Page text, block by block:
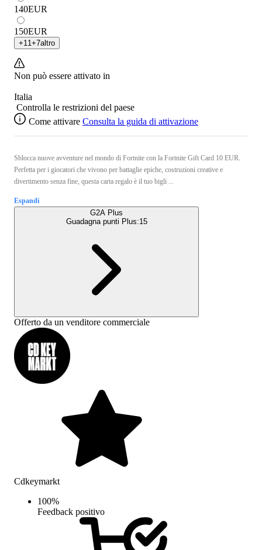
140EUR
150EUR
+11 +7altro
Non può essere attivato in
Italia
Controlla le restrizioni del paese
Come attivare Consulta la guida di attivazione
Sblocca nuove avventure nel mondo di Fortnite con la Fortnite Gift Card 10 EUR.
Perfetta per i giocatori che vivono per battaglie epiche, costruzioni creative e
divertimento senza fine, questa carta regalo è il tuo bigli ...
Espandi
G2A Plus
Guadagna punti Plus:15
Offerto da un venditore commerciale
Cdkeymarkt
100%
Feedback positivo